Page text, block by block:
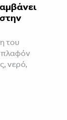
του
πλαφόν
νερό,